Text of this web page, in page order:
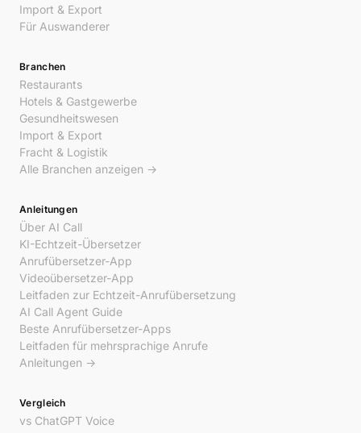
Import & Export
Für Auswanderer
Branchen
Restaurants
Hotels & Gastgewerbe
Gesundheitswesen
Import & Export
Fracht & Logistik
Alle Branchen anzeigen →
Anleitungen
Über AI Call
KI-Echtzeit-Übersetzer
Anrufübersetzer-App
Videoübersetzer-App
Leitfaden zur Echtzeit-Anrufübersetzung
AI Call Agent Guide
Beste Anrufübersetzer-Apps
Leitfaden für mehrsprachige Anrufe
Anleitungen →
Vergleich
vs ChatGPT Voice